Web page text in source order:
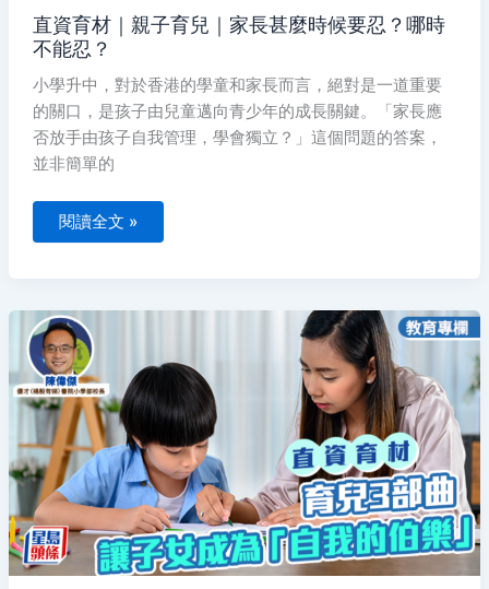
直資育材｜親子育兒｜家長甚麼時候要忍？哪時
不能忍？
小學升中，對於香港的學童和家長而言，絕對是一道重要
的關口，是孩子由兒童邁向青少年的成長關鍵。「家長應
否放手由孩子自我管理，學會獨立？」這個問題的答案，
並非簡單的
時
不
能
忍？
閱讀全文 »
直
資
育
材
｜
親
子
教
養
｜
孩
子
遇
題
別
着
急！